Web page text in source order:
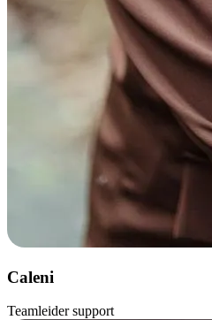
Caleni
Teamleider support